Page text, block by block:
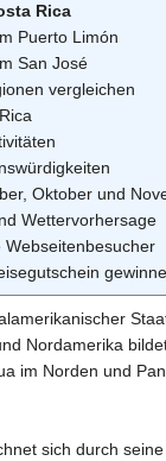
Rica
Puerto Limón
San José
vergleichen
Oktober und
Wettervorhersage
Nordamerika
im Norden und
sich durch